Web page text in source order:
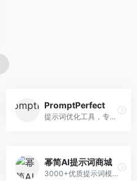
PromptPerfect
提示词优化工具，专注于提示词质量提升。面向AI用户，提供提示词优化、效果测试、版本对比等服务，提示词优化专业。
幂简AI提示词商城
3000+优质提示词模板平台，专注于中文提示词。面向中文AI用户，提供提示词模板、分类检索、一键使用等服务，中文提示词丰富。